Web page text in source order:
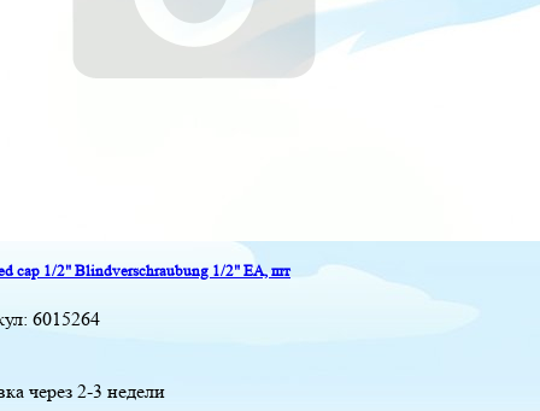
cap 1/2" Blindverschraubung 1/2" EA, шт
6015264
через 2-3 недели